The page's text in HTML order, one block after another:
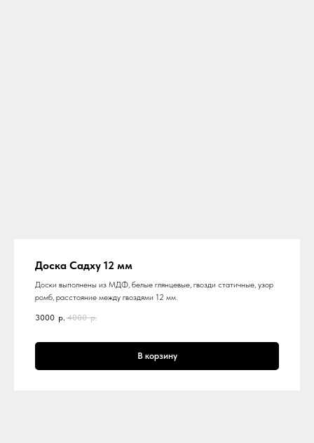
Доска Садху 12 мм
Доски выполнены из МДФ, белые глянцевые, гвозди статичные, узор
ромб, расстояние между гвоздями 12 мм.
3000 р. 4000 р.
В корзину